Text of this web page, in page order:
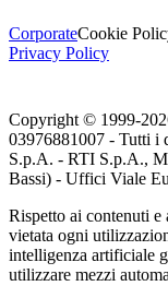
CorporateCookie
Privacy Policy
Copyright © 1999-
03976881007 - Tutti i
S.p.A. - RTI S.p.A.,
Bassi) - Uffici Viale
Rispetto ai contenuti e
vietata ogni
intelligenza artificiale
utilizzare mezzi